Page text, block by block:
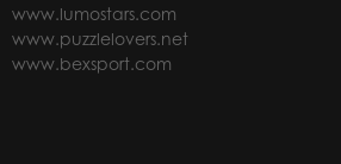
www.lumostars.com
www.puzzlelovers.net
www.bexsport.com